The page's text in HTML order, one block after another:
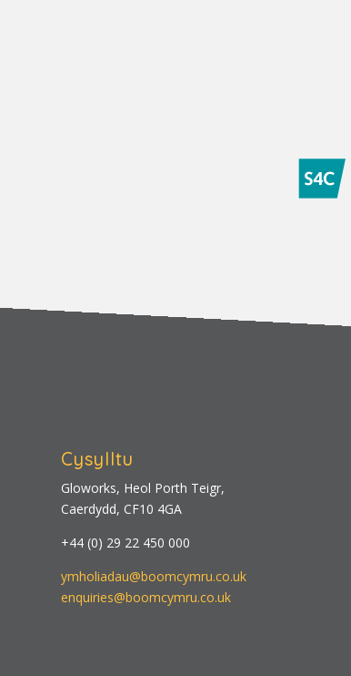
Cysylltu
Gloworks, Heol Porth Teigr,
Caerdydd, CF10 4GA
+44 (0) 29 22 450 000
ymholiadau@boomcymru.co.uk
enquiries@boomcymru.co.uk